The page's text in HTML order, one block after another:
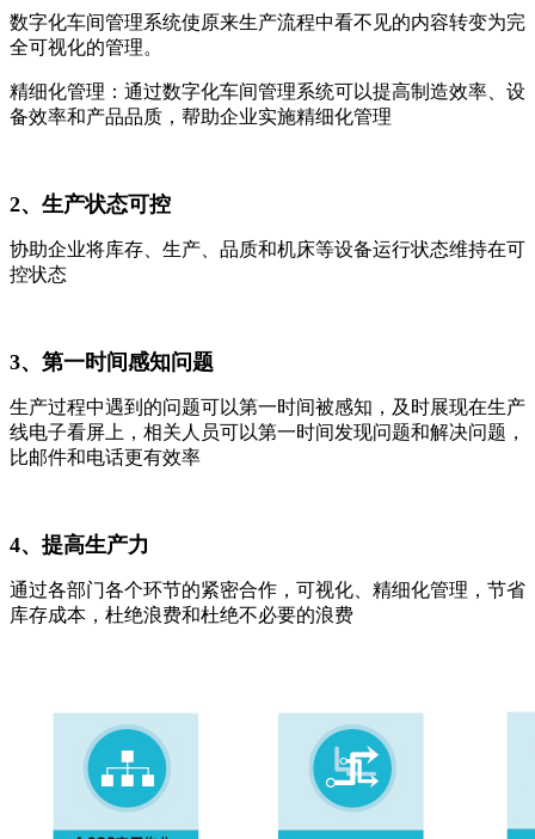
数字化车间管理系统使原来生产流程中看不见的内容转变为完
全可视化的管理。
精细化管理：通过数字化车间管理系统可以提高制造效率、设
备效率和产品品质，帮助企业实施精细化管理
2、 生产状态可控
协助企业将库存、生产、品质和机床等设备运行状态维持在可
控状态
3、 第一时间感知问题
生产过程中遇到的问题可以第一时间被感知，及时展现在生产
线电子看屏上，相关人员可以第一时间发现问题和解决问题，
比邮件和电话更有效率
4、 提高生产力
通过各部门各个环节的紧密合作，可视化、精细化管理，节省
库存成本，杜绝浪费和杜绝不必要的浪费